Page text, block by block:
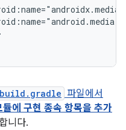
build.gradle 파일에서
에 구현 종속 항목을 추가
니다.